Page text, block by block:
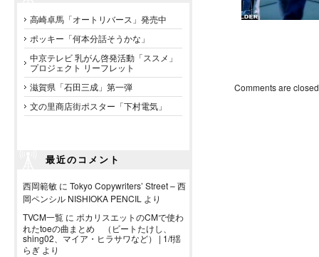
高崎卓馬「オートリバース」発売中
ポッキー「何本分話そうかな」
中京テレビ 乳がん啓発活動「ススメ」
プロジェクト リーフレット
滋賀県「石田三成」第一弾
文の里商店街ポスター「下村電気」
最近のコメント
西岡範敏 に Tokyo Copywriters’ Street – 西
岡ペンシル NISHIOKA PENCIL より
TVCM一覧 に ポカリスエットのCMで使わ
れたtoeの曲まとめ （ビートたけし、
shing02、マイア・ヒラサワなど） | 1/f揺
らぎ より
Comments are